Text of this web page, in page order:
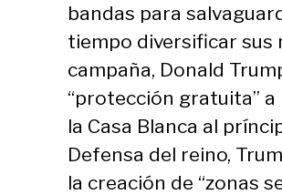
bandas para
tiempo diversificar sus
campaña, Donald
“protección gratuita” a
la Casa Blanca al
Defensa del reino,
la creación de “zonas